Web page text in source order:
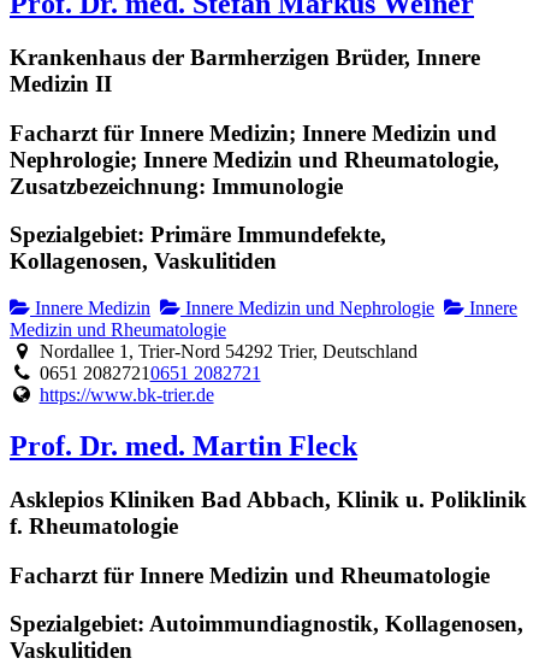
Krankenhaus der Barmherzigen Brüder, Innere
Medizin II
Facharzt für Innere Medizin; Innere Medizin und
Nephrologie; Innere Medizin und Rheumatologie,
Zusatzbezeichnung: Immunologie
Spezialgebiet: Primäre Immundefekte,
Kollagenosen, Vaskulitiden
Innere Medizin Innere Medizin und Nephrologie
Innere
Medizin und Rheumatologie
Nordallee 1, Trier-Nord 54292 Trier, Deutschland
0651 20827210651 2082721
https://www.bk-trier.de
Prof. Dr. med. Martin Fleck
Asklepios Kliniken Bad Abbach, Klinik u. Poliklinik
f. Rheumatologie
Facharzt für Innere Medizin und Rheumatologie
Spezialgebiet: Autoimmundiagnostik, Kollagenosen,
Vaskulitiden